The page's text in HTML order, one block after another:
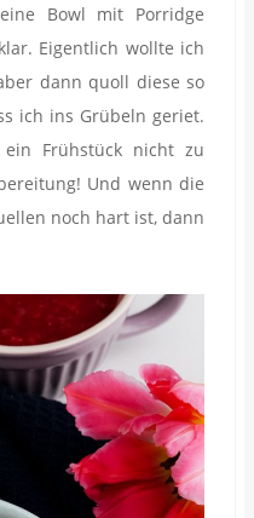
Bowl mit Porridge
Eigentlich wollte ich
dann quoll diese so
ich ins Grübeln geriet.
Frühstück nicht zu
Und wenn die
noch hart ist, dann